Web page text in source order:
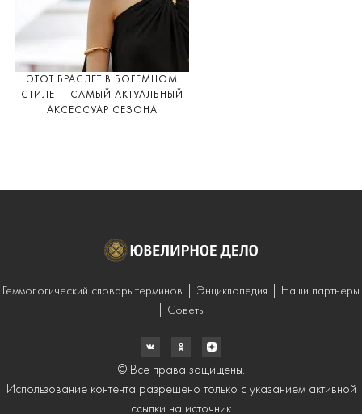
ЭТОТ БРАСЛЕТ В БОГЕМНОМ
СТИЛЕ — САМЫЙ АКТУАЛЬНЫЙ
АКСЕССУАР СЕЗОНА
Геммологический словарь терминов Энциклопедия
Наши партнеры
Советы
© Все права защищены.
Использование контента разрешено только с указанием активной
ссылки на источник